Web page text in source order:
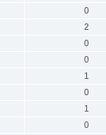
0
2
0
0
1
0
1
0